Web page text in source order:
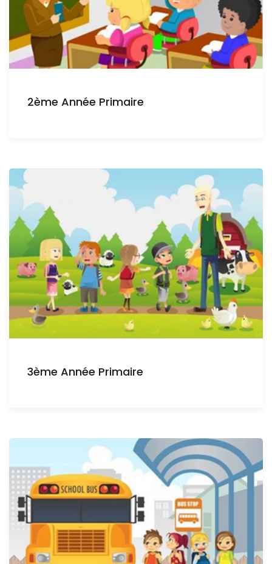
2ème Année Primaire
3ème Année Primaire